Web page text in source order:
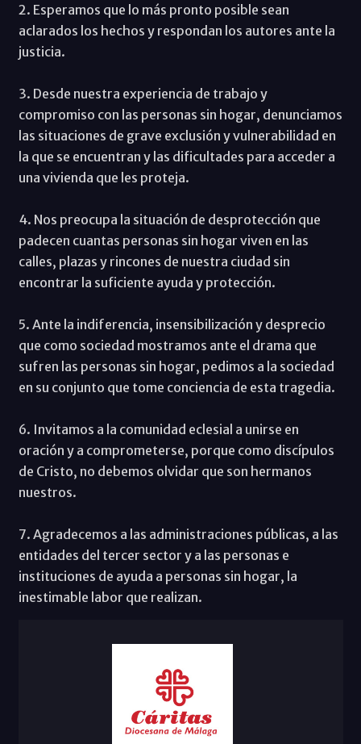
2. Esperamos que lo más pronto posible sean
aclarados los hechos y respondan los autores ante la
justicia.
3. Desde nuestra experiencia de trabajo y
compromiso con las personas sin hogar, denunciamos
las situaciones de grave exclusión y vulnerabilidad en
la que se encuentran y las dificultades para acceder a
una vivienda que les proteja.
4. Nos preocupa la situación de desprotección que
padecen cuantas personas sin hogar viven en las
calles, plazas y rincones de nuestra ciudad sin
encontrar la suficiente ayuda y protección.
5. Ante la indiferencia, insensibilización y desprecio
que como sociedad mostramos ante el drama que
sufren las personas sin hogar, pedimos a la sociedad
en su conjunto que tome conciencia de esta tragedia.
6. Invitamos a la comunidad eclesial a unirse en
oración y a comprometerse, porque como discípulos
de Cristo, no debemos olvidar que son hermanos
nuestros.
7. Agradecemos a las administraciones públicas, a las
entidades del tercer sector y a las personas e
instituciones de ayuda a personas sin hogar, la
inestimable labor que realizan.